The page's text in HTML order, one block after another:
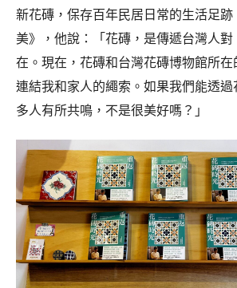
新花磚，保存百年民居日常的生活足
美》，他說：「花磚，是傳遞台灣人
在。現在，花磚和台灣花磚博物館所
連結我和家人的繩索。如果我們能透
多人有所共鳴，不是很美好嗎？」